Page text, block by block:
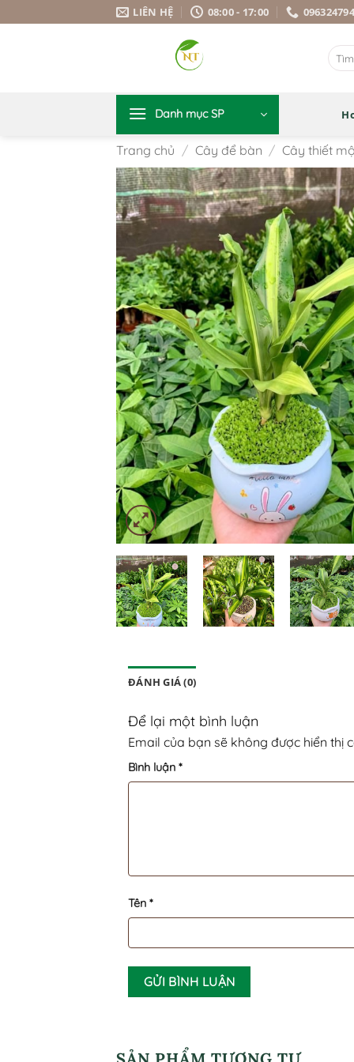
qua
LIÊN HỆ 08:00 - 17:00
Tìm
kiếm:
Danh mục SP
Trang chủ / Cây để bàn / Cây thiết
ĐÁNH GIÁ (0)
Để lại một bình luận
Email của bạn sẽ không được hiển thị
Bình luận *
Tên *